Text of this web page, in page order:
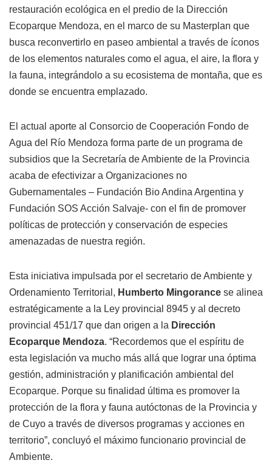
restauración ecológica en el predio de la Dirección
Ecoparque Mendoza, en el marco de su Masterplan que
busca reconvertirlo en paseo ambiental a través de íconos
de los elementos naturales como el agua, el aire, la flora y
la fauna, integrándolo a su ecosistema de montaña, que es
donde se encuentra emplazado.
El actual aporte al Consorcio de Cooperación Fondo de
Agua del Río Mendoza forma parte de un programa de
subsidios que la Secretaría de Ambiente de la Provincia
acaba de efectivizar a Organizaciones no
Gubernamentales – Fundación Bio Andina Argentina y
Fundación SOS Acción Salvaje- con el fin de promover
políticas de protección y conservación de especies
amenazadas de nuestra región.
Esta iniciativa impulsada por el secretario de Ambiente y
Ordenamiento Territorial, Humberto Mingorance se alinea
estratégicamente a la Ley provincial 8945 y al decreto
provincial 451/17 que dan origen a la Dirección
Ecoparque Mendoza. “Recordemos que el espíritu de
esta legislación va mucho más allá que lograr una óptima
gestión, administración y planificación ambiental del
Ecoparque. Porque su finalidad última es promover la
protección de la flora y fauna autóctonas de la Provincia y
de Cuyo a través de diversos programas y acciones en
territorio”, concluyó el máximo funcionario provincial de
Ambiente.